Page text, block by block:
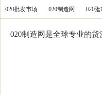
020批发市场 020制造网 020逛
020制造网是全球专业的